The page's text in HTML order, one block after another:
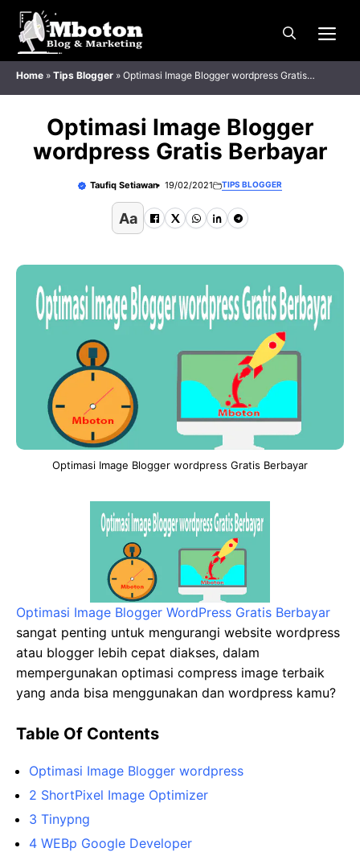
Langsung
Home » Tips Blogger » Optimasi Image Blogger wordpress Gratis
Berbayar
Optimasi Image Blogger
wordpress Gratis Berbayar
Taufiq Setiawan 19/02/2021 TIPS BLOGGER
Aa
Optimasi Image Blogger wordpress Gratis Berbayar
Optimasi Image Blogger WordPress Gratis Berbayar
sangat penting untuk mengurangi website wordpress
atau blogger lebih cepat diakses, dalam
mempergunakan optimasi compress image terbaik
yang anda bisa menggunakan dan wordpress kamu?
Table Of Contents
Optimasi Image Blogger wordpress
2 ShortPixel Image Optimizer
3 Tinypng
4 WEBp Google Developer